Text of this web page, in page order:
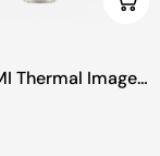
Thermal Image